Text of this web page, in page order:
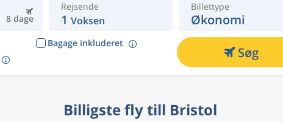
8 dage
Rejsende
1 Voksen
Billettype
Økonomi
Bagage inkluderet
Søg
Billigste fly till Bristol